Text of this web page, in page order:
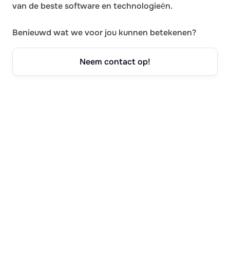
van de beste software en technologieën.
Benieuwd wat we voor jou kunnen betekenen?
Neem contact op!